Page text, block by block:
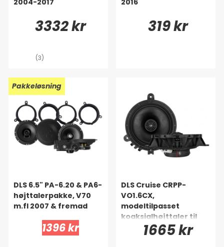
3332 kr
(3)
319 kr
Pakkeløsning
DLS 6.5" PA-6.20 & PA6-
højttalerpakke, V70
m.fl 2007 & fremad
1396 kr
DLS Cruise CRPP-
VO1.6CX,
modeltilpasset
koaksialhøjttaler til
1665 kr